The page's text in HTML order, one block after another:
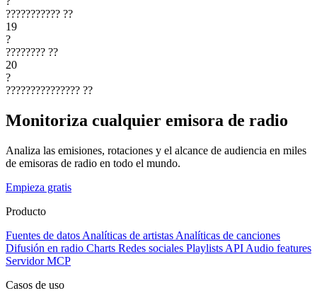
??????????? ??
19
?
???????? ??
20
?
??????????????? ??
Monitoriza cualquier emisora de radio
Analiza las emisiones, rotaciones y el alcance de audiencia en miles
de emisoras de radio en todo el mundo.
Empieza gratis
Producto
Fuentes de datos Analíticas de artistas Analíticas de canciones
Difusión en radio Charts Redes sociales Playlists API Audio features
Servidor MCP
Casos de uso